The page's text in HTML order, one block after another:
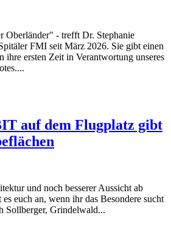
Oberländer" - trefft Dr. Stephanie
FMI seit März 2026. Sie gibt einen
ihre ersten Zeit in Verantwortung unseres
auf dem Flugplatz gibt
und noch besserer Aussicht ab
es euch an, wenn ihr das Besondere sucht
Sollberger, Grindelwald...